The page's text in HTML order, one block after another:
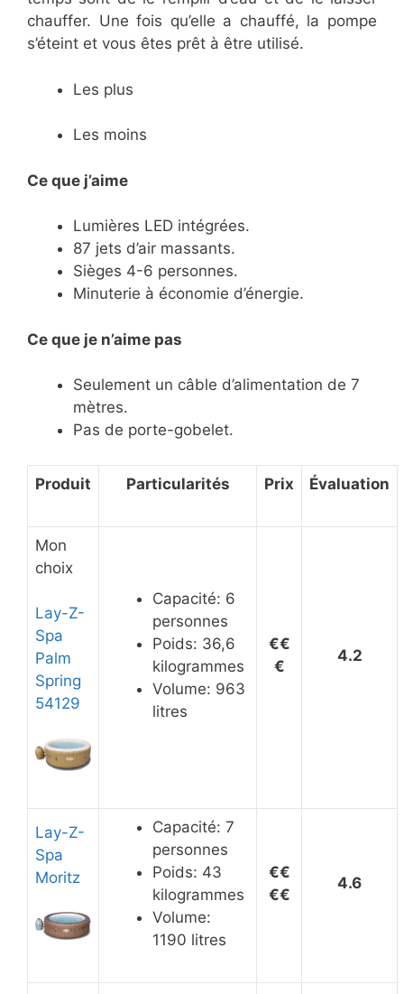
chauffer. Une fois qu’elle a chauffé, la pompe
s’éteint et vous êtes prêt à être utilisé.
Les plus
Les moins
Ce que j’aime
Lumières LED intégrées.
87 jets d’air massants.
Sièges 4-6 personnes.
Minuterie à économie d’énergie.
Ce que je n’aime pas
Seulement un câble d’alimentation de 7
mètres.
Pas de porte-gobelet.
Produit Particularités Prix Évaluation
Mon
choix
Lay-Z-
Spa
Palm
Spring
54129
Capacité: 6
personnes
Poids: 36,6
kilogrammes
Volume: 963
litres
€€
€
4.2
Lay-Z-
Spa
Moritz
Capacité: 7
personnes
Poids: 43
kilogrammes
Volume:
1190 litres
€€
€€
4.6